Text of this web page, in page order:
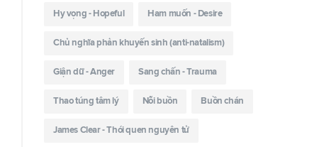
Hy vọng - Hopeful Ham muốn - Desire
Chủ nghĩa phản khuyến sinh (anti-natalism)
Giận dữ - Anger Sang chấn - Trauma
Thao túng tâm lý Nỗi buồn Buồn chán
James Clear - Thói quen nguyên tử